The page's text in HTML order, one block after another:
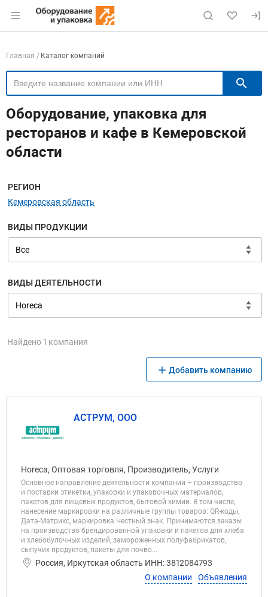
Раздел навигации по сайту eqinfo.ru
Навигация по компаниям
Главная Каталог компаний
Оборудование, упаковка для
ресторанов и кафе в Кемеровской
области
Меню навигации
РЕГИОН
Кемеровская область
ВИДЫ ПРОДУКЦИИ
ВИДЫ ДЕЯТЕЛЬНОСТИ
Найдено 1 компания
Добавить компанию
АСТРУМ, ООО
Horeca, Оптовая торговля, Производитель, Услуги
Основное направление деятельности компании – производство
и поставки этикетки, упаковки и упаковочных материалов,
пакетов для пищевых продуктов, бытовой химии. В том числе,
нанесение маркировки на различные группы товаров: QR-коды,
Дата-Матрикс, маркировка Честный знак. Принимаются заказы
на производство брендированной упаковки и пакетов для хлеба
и хлебобулочных изделий, замороженных полуфабрикатов,
сыпучих продуктов, пакеты для почво...
Россия, Иркутская область ИНН: 3812084793
О компании
Объявления